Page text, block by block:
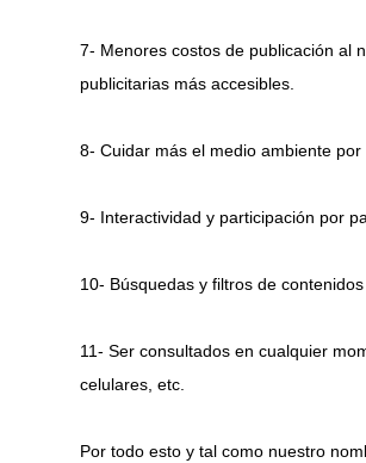
7- Menores costos de publicación al
publicitarias más accesibles.
8- Cuidar más el medio ambiente
9- Interactividad y participación por
10- Búsquedas y filtros de
11- Ser consultados en cualquier
celulares, etc.
Por todo esto y tal como nuestro